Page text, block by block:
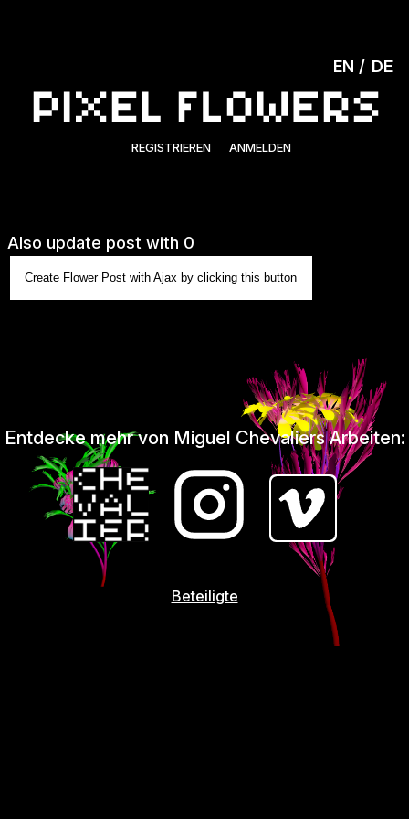
REGISTRIEREN ANMELDEN
EN DE
Also update post with 0
Create Flower Post with Ajax by clicking this button
Entdecke mehr von Miguel Chevaliers Arbeiten:
Beteiligte